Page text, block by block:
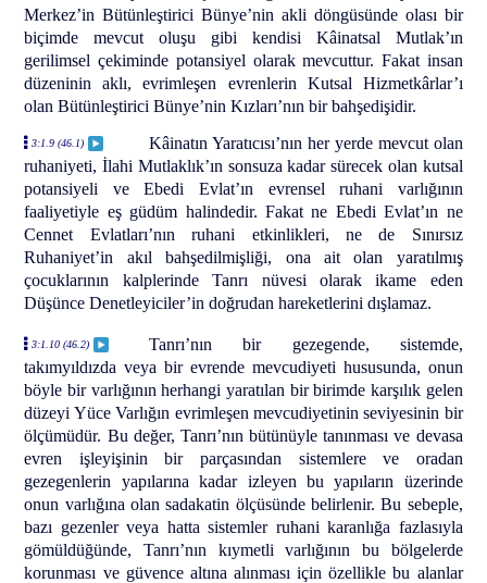
Merkez’in Bütünleştirici Bünye’nin akli döngüsünde olası bir
biçimde mevcut oluşu gibi kendisi Kâinatsal Mutlak’ın
gerilimsel çekiminde potansiyel olarak mevcuttur. Fakat insan
düzeninin aklı, evrimleşen evrenlerin Kutsal Hizmetkârlar’ı
olan Bütünleştirici Bünye’nin Kızları’nın bir bahşedişidir.
3:1.9 (46.1)
Kâinatın Yaratıcısı’nın her yerde mevcut olan
ruhaniyeti, İlahi Mutlaklık’ın sonsuza kadar sürecek olan kutsal
potansiyeli ve Ebedi Evlat’ın evrensel ruhani varlığının
faaliyetiyle eş güdüm halindedir. Fakat ne Ebedi Evlat’ın ne
Cennet Evlatları’nın ruhani etkinlikleri, ne de Sınırsız
Ruhaniyet’in akıl bahşedilmişliği, ona ait olan yaratılmış
çocuklarının kalplerinde Tanrı nüvesi olarak ikame eden
Düşünce Denetleyiciler’in doğrudan hareketlerini dışlamaz.
3:1.10 (46.2)
Tanrı’nın bir gezegende, sistemde,
takımyıldızda veya bir evrende mevcudiyeti hususunda, onun
böyle bir varlığının herhangi yaratılan bir birimde karşılık gelen
düzeyi Yüce Varlığın evrimleşen mevcudiyetinin seviyesinin bir
ölçümüdür. Bu değer, Tanrı’nın bütünüyle tanınması ve devasa
evren işleyişinin bir parçasından sistemlere ve oradan
gezegenlerin yapılarına kadar izleyen bu yapıların üzerinde
onun varlığına olan sadakatin ölçüsünde belirlenir. Bu sebeple,
bazı gezenler veya hatta sistemler ruhani karanlığa fazlasıyla
gömüldüğünde, Tanrı’nın kıymetli varlığının bu bölgelerde
korunması ve güvence altına alınması için özellikle bu alanlar